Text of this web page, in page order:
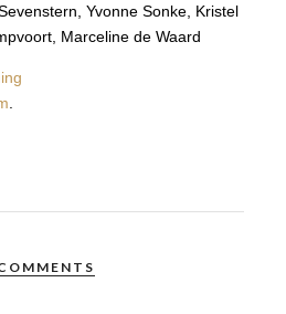
Yvonne Sonke, Kristel
Marceline de Waard